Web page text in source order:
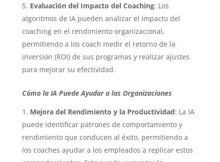
Evaluación del Impacto del Coaching: Los
algoritmos de IA pueden analizar el impacto del
coaching en el rendimiento organizacional,
permitiendo a los coach medir el retorno de la
inversión (ROI) de sus programas y realizar ajustes
para mejorar su efectividad.
Cómo la IA Puede Ayudar a las Organizaciones
Mejora del Rendimiento y la Productividad: La IA
puede identificar patrones de comportamiento y
rendimiento que conducen al éxito, permitiendo a
los coaches ayudar a los empleados a replicar estos